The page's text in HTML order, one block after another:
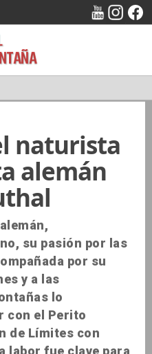
naturista
alemán
su pasión por las
por su
y a las
lo
con el Perito
de Límites con